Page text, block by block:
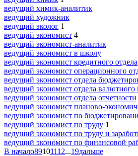
ведущий химик-аналитик
ведущий художник
ведущий эколог 1
ведущий экономист 4
ведущий экономист-аналитик
ведущий экономист в школу
ведущий экономист кредитного отдела
ведущий экономист операционного
ведущий экономист отдела
ведущий экономист отдела валютного
ведущий экономист отдела отчетности
ведущий экономист планово-
ведущий экономист по
ведущий экономист по труду 1
ведущий экономист по труду и
ведущий экономист по финансовой
В начало89101112...19дальше